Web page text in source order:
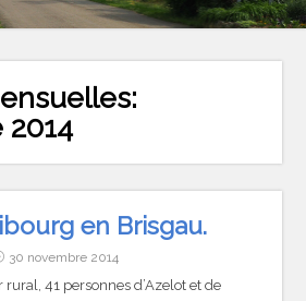
en Brisgau.
30 novembre 2014
rural, 41 personnes d’Azelot et de